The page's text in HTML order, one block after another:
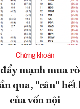
Chứng khoán
mạnh mua
qua, "cân" hết
của vốn nội